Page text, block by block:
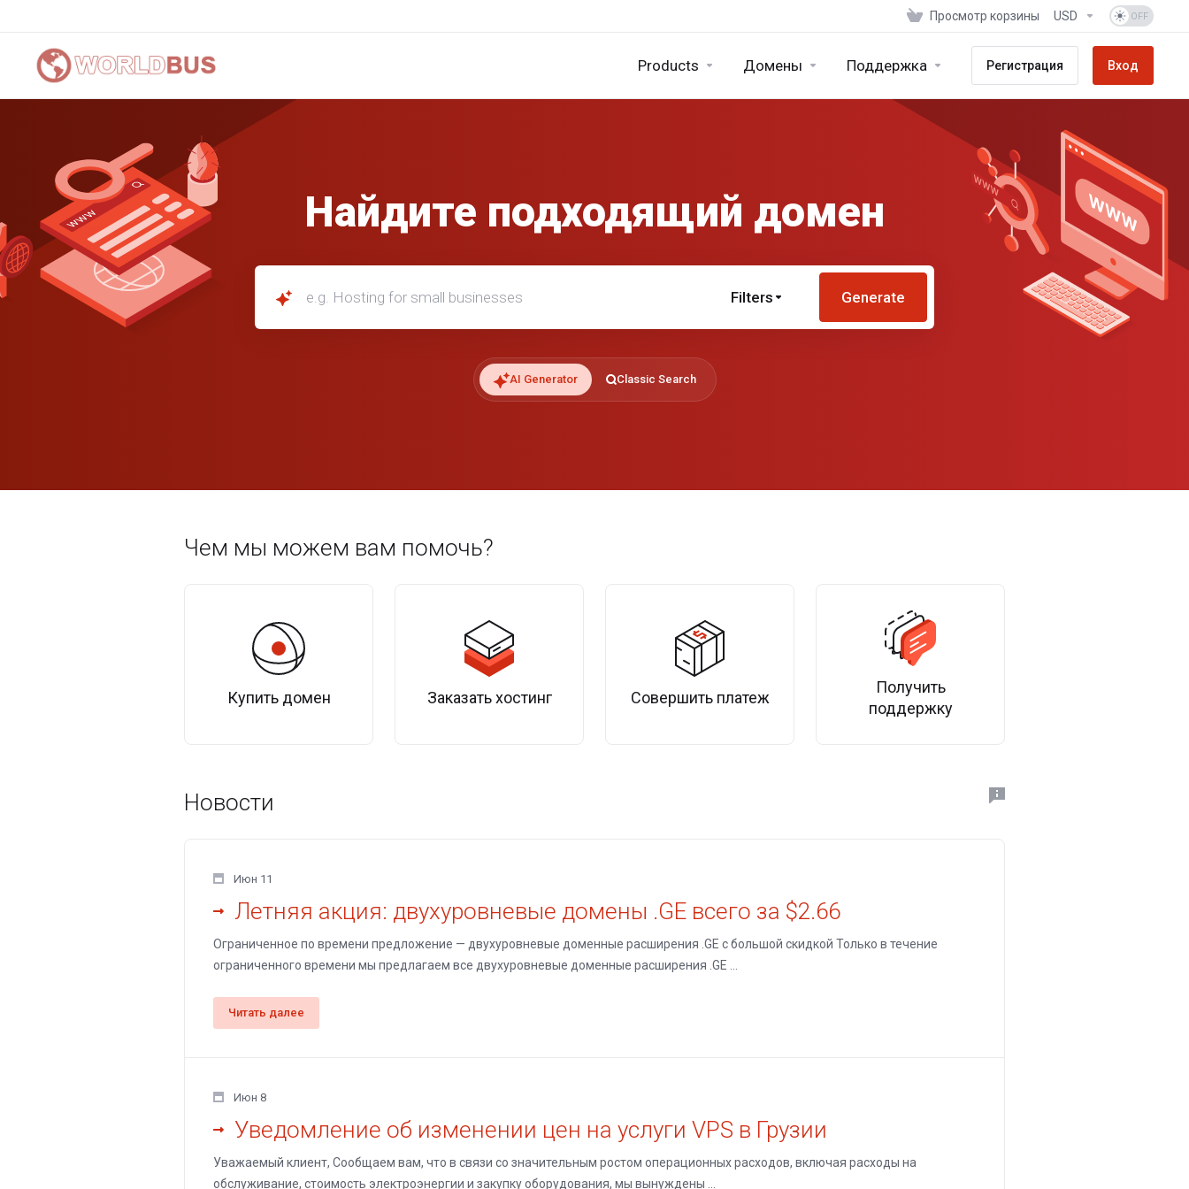
Просмотр корзины USD
Products Домены Поддержка Регистрация Вход
Найдите подходящий домен
Filters Generate
AI Generator Classic Search
Чем мы можем вам помочь?
Купить домен Заказать хостинг Совершить платеж
Получить
поддержку
Новости
Июн 11
Летняя акция: двухуровневые домены .GE всего за $2.66
Ограниченное по времени предложение — двухуровневые доменные расширения .GE с большой скидкой Только в течение
ограниченного времени мы предлагаем все двухуровневые доменные расширения .GE ...
Читать далее
Июн 8
Уведомление об изменении цен на услуги VPS в Грузии
Уважаемый клиент, Сообщаем вам, что в связи со значительным ростом операционных расходов, включая расходы на
обслуживание, стоимость электроэнергии и закупку оборудования, мы вынуждены ...